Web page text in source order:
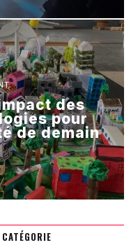
des
pour
de demain